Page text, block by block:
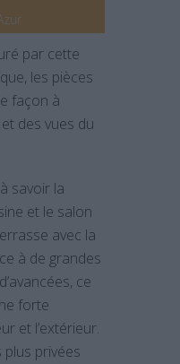
par cette
les pièces
façon à
des vues du
savoir la
et le salon
avec la
à de grandes
ce
forte
et l’extérieur.
privées